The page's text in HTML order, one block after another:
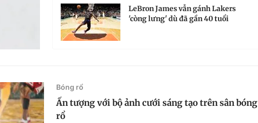
LeBron James vẫn gánh Lakers
'còng lưng' dù đã gần 40 tuổi
Bóng rổ
Ấn tượng với bộ ảnh cưới sáng tạo trên sân bóng
rổ